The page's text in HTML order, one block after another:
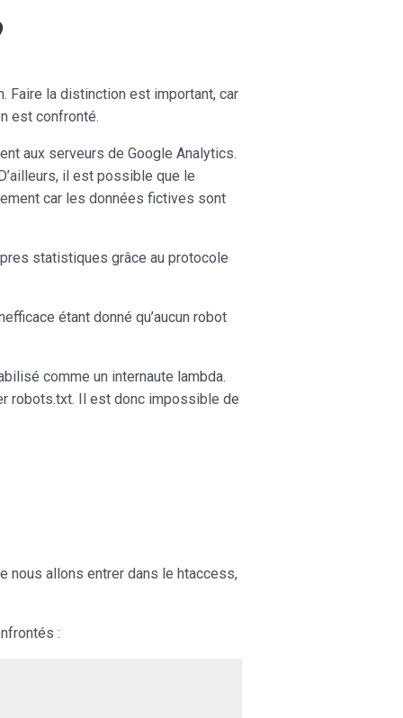
Faire la distinction est important, car
est confronté.
aux serveurs de Google Analytics.
il est possible que le
car les données fictives sont
statistiques grâce au protocole
étant donné qu’aucun robot
comme un internaute lambda.
robots.txt. Il est donc impossible de
nous allons entrer dans le htaccess,
: